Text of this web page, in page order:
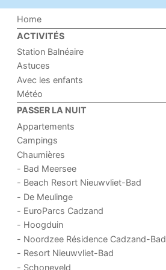
Home
ACTIVITÉS
Station Balnéaire
Astuces
Avec les enfants
Météo
PASSER LA NUIT
Appartements
Campings
Chaumières
- Bad Meersee
- Beach Resort Nieuwvliet-Bad
- De Meulinge
- EuroParcs Cadzand
- Hoogduin
- Noordzee Résidence Cadzand-Bad
- Resort Nieuwvliet-Bad
- Schoneveld